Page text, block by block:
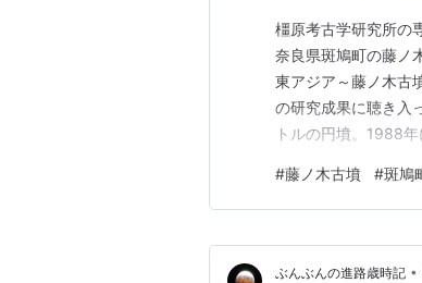
橿原考古学研究所の
奈良県斑鳩町の藤ノ
東アジア～藤ノ木古
の研究成果に聴き入
トルの円墳。1988
された。 講演では、
人の被葬者について
#藤ノ木古墳 #斑鳩
ぶんぶんの進路歳時記 •